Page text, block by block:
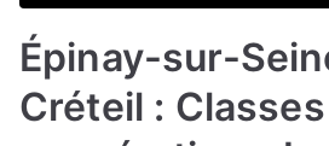
Épinay-sur-
Créteil : Classes